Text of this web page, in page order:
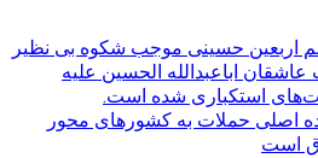
اربعین حسینی موجب شکوه بی نظیر
اباعبدالله الحسین علیه
استکباری شده است.
اصلی حملات به کشورهای محور
است